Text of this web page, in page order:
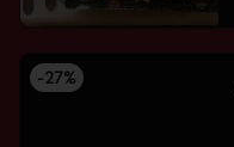
-27%